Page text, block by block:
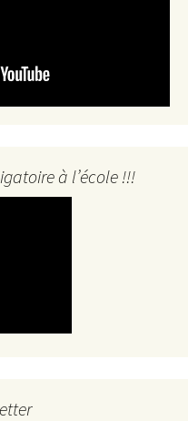
à l’école !!!